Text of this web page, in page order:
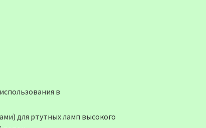
в
для ртутных ламп высокого